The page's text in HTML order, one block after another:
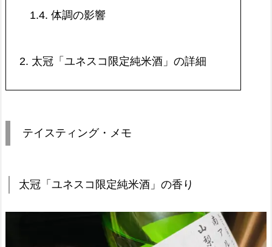
1.4. 体調の影響
2. 太冠「ユネスコ限定純米酒」の詳細
テイスティング・メモ
太冠「ユネスコ限定純米酒」の香り